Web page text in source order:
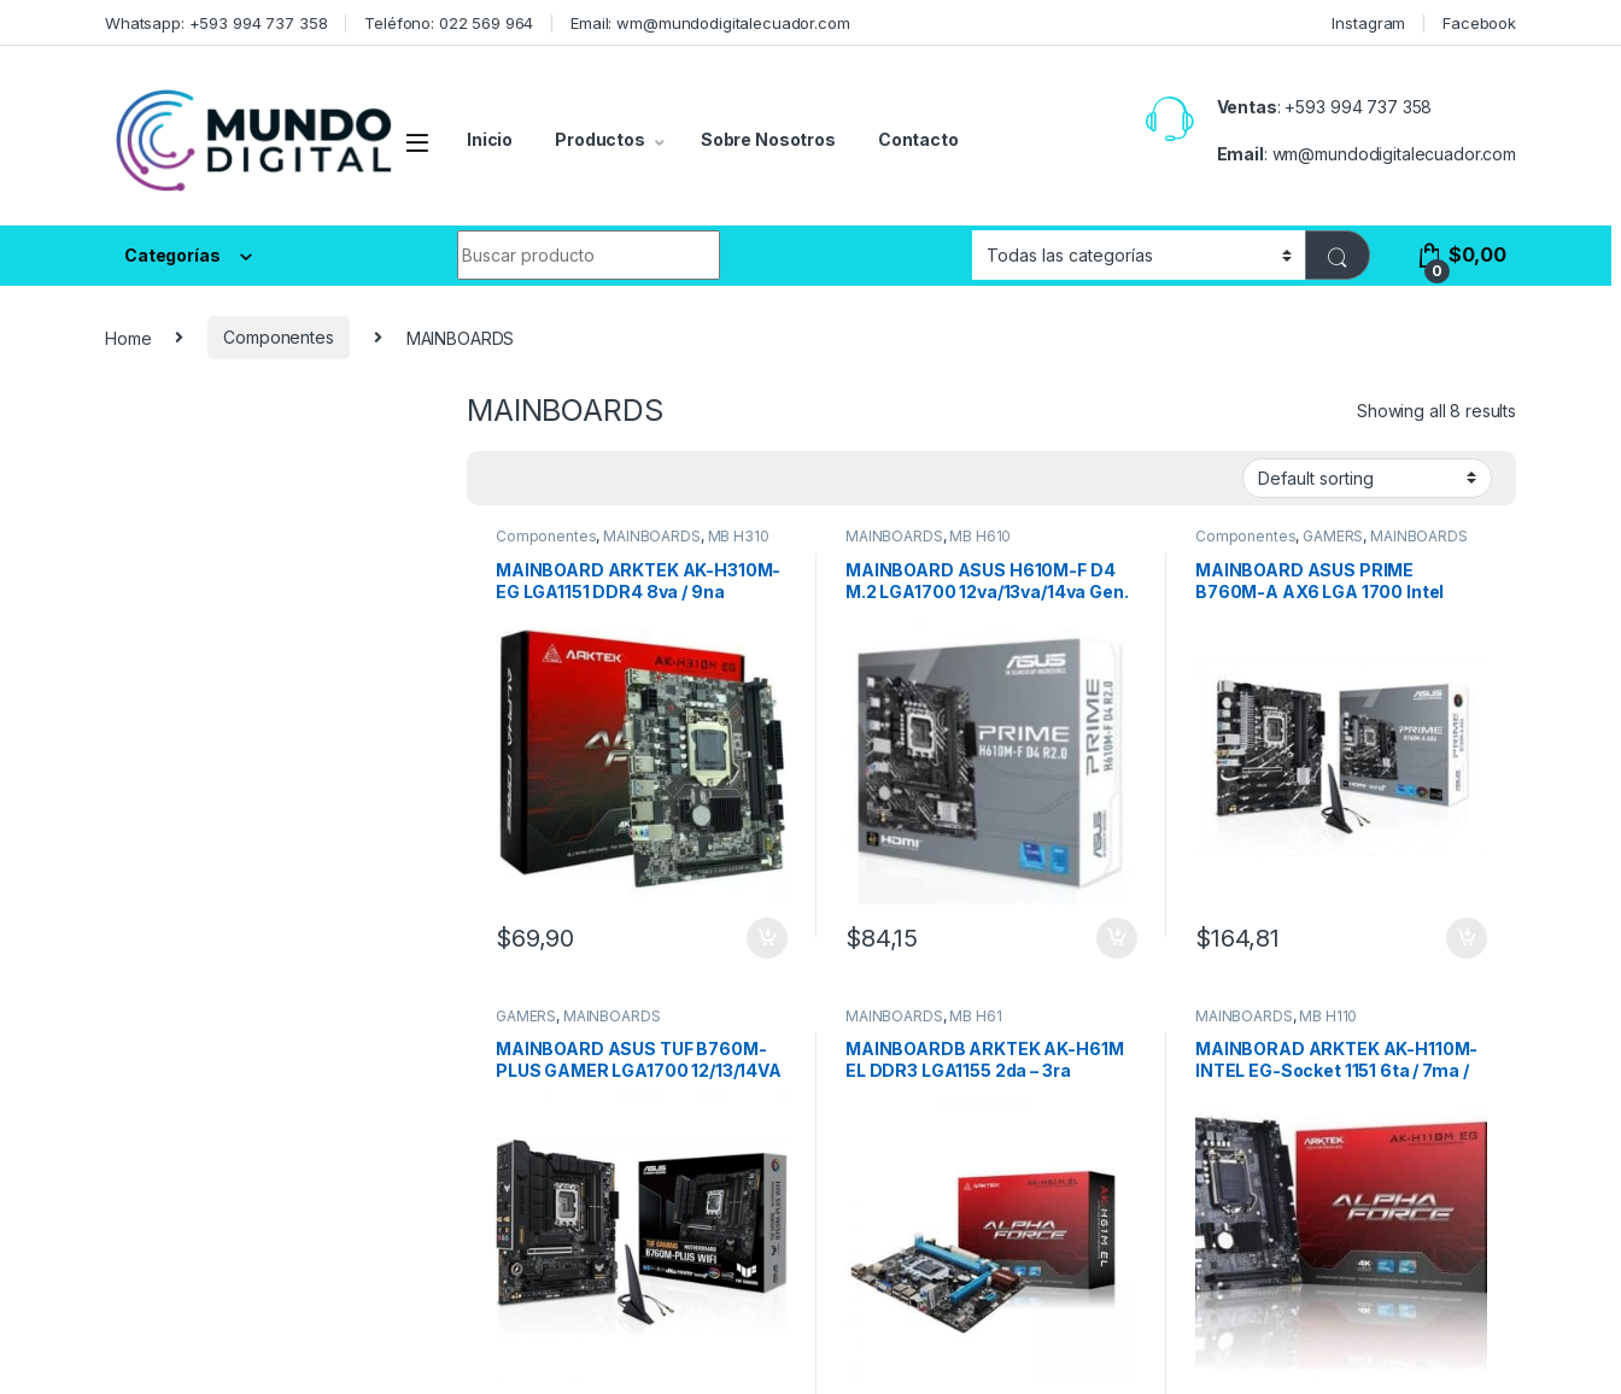
Whatsapp: +593 994 737 358 Teléfono: 022 569 964 Email: wm@mundodigitalecuador.com Instagram Facebook
Inicio Productos Sobre Nosotros Contacto
Ventas: +593 994 737 358
Email: wm@mundodigitalecuador.com
Categorías
0
$0,00
Home Componentes MAINBOARDS
MAINBOARDS Showing all 8 results
Componentes, MAINBOARDS, MB H310
MAINBOARD ARKTEK AK-H310M-
EG LGA1151 DDR4 8va / 9na
$69,90
MAINBOARDS, MB H610
MAINBOARD ASUS H610M-F D4
M.2 LGA1700 12va/13va/14va Gen.
$84,15
Componentes, GAMERS, MAINBOARDS
MAINBOARD ASUS PRIME
B760M-A AX6 LGA 1700 Intel
$164,81
GAMERS, MAINBOARDS
MAINBOARD ASUS TUF B760M-
PLUS GAMER LGA1700 12/13/14VA
MAINBOARDS, MB H61
MAINBOARDB ARKTEK AK-H61M
EL DDR3 LGA1155 2da – 3ra
MAINBOARDS, MB H110
MAINBORAD ARKTEK AK-H110M-
INTEL EG-Socket 1151 6ta / 7ma /